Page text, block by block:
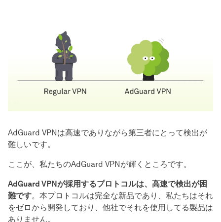
AdGuard VPNは高速でありながら第三者にとって検出が
難しいです。
ここが、私たちのAdGuard VPNが輝くところです。
AdGuard VPNが採用するプロトコルは、高速で検出が困
難です。本プロトコルは完全な新品であり、私たちはそれ
をゼロから開発しており、他社でそれを使用してる製品は
ありません。